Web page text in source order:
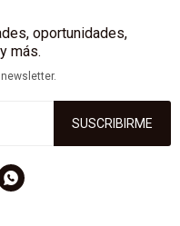
oportunidades,
más.
SUSCRIBIRME
